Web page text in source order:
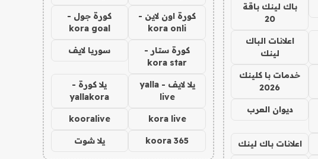
باك لينك باقة
20
اعلانات الباك
لينك
خدمات با كلينك
2026
ديوان العرب
اعلانات باك لينك
كورة اون لاين -
kora onli
كورة جول -
kora goal
كورة ستار -
kora star
سوريا لايف
يلا لايف - yalla
live
يلا كورة -
yallakora
kora live
kooralive
koora 365 يلا شوت